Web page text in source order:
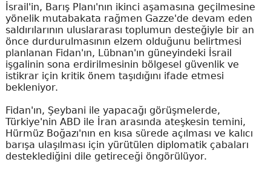
İsrail'in, Barış Planı'nın ikinci aşamasına geçilmesine
yönelik mutabakata rağmen Gazze'de devam eden
saldırılarının uluslararası toplumun desteğiyle bir an
önce durdurulmasının elzem olduğunu belirtmesi
planlanan Fidan'ın, Lübnan'ın güneyindeki İsrail
işgalinin sona erdirilmesinin bölgesel güvenlik ve
istikrar için kritik önem taşıdığını ifade etmesi
bekleniyor.
Fidan'ın, Şeybani ile yapacağı görüşmelerde,
Türkiye'nin ABD ile İran arasında ateşkesin temini,
Hürmüz Boğazı'nın en kısa sürede açılması ve kalıcı
barışa ulaşılması için yürütülen diplomatik çabaları
desteklediğini dile getireceği öngörülüyor.